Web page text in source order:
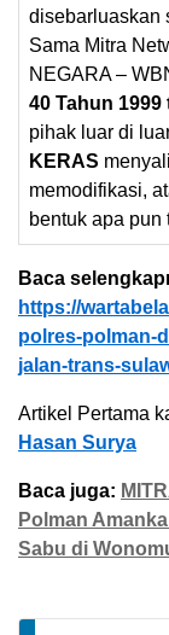
disebarluaskan
Sama Mitra
NEGARA –
40 Tahun
pihak luar di
KERAS
memodifikasi,
bentuk apa
Baca
https://
polres-polman-
jalan-trans-
Artikel Pertama
Hasan Surya
Baca juga:
Polman
Sabu di